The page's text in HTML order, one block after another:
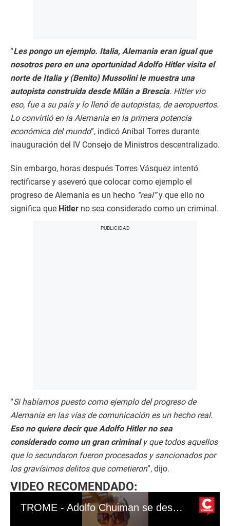
“Les pongo un ejemplo. Italia, Alemania eran igual que
nosotros pero en una oportunidad Adolfo Hitler visita el
norte de Italia y (Benito) Mussolini le muestra una
autopista construida desde Milán a Brescia. Hitler vio
eso, fue a su país y lo llenó de autopistas, de aeropuertos.
Lo convirtió en la Alemania en la primera potencia
económica del mundo”, indicó Aníbal Torres durante
inauguración del IV Consejo de Ministros descentralizado.
Sin embargo, horas después Torres Vásquez intentó
rectificarse y aseveró que colocar como ejemplo el
progreso de Alemania es un hecho “real”y que ello no
significa que Hitler no sea considerado como un criminal.
“Si habíamos puesto como ejemplo del progreso de
Alemania en las vías de comunicación es un hecho real.
Eso no quiere decir que Adolfo Hitler no sea
considerado como un gran criminaly que todos aquellos
que lo secundaron fueron procesados y sancionados por
los gravísimos delitos que cometieron”, dijo.
VIDEO RECOMENDADO:
TROME - Adolfo Chuiman se despide de Manolo Rojas con emotivo mensaje.